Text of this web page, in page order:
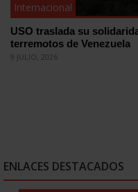
Internacional
USO traslada su
terremotos de Venezuela
9 JULIO, 2026
ENLACES DESTACADOS